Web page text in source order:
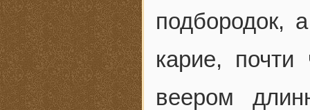
подбородок,
карие,
веером